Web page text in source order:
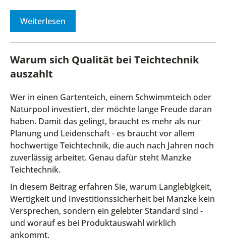
Weiterlesen
Warum sich Qualität bei Teichtechnik
auszahlt
Wer in einen Gartenteich, einem Schwimmteich oder
Naturpool investiert, der möchte lange Freude daran
haben. Damit das gelingt, braucht es mehr als nur
Planung und Leidenschaft - es braucht vor allem
hochwertige Teichtechnik, die auch nach Jahren noch
zuverlässig arbeitet. Genau dafür steht Manzke
Teichtechnik.
In diesem Beitrag erfahren Sie, warum Langlebigkeit,
Wertigkeit und Investitionssicherheit bei Manzke kein
Versprechen, sondern ein gelebter Standard sind -
und worauf es bei Produktauswahl wirklich
ankommt.